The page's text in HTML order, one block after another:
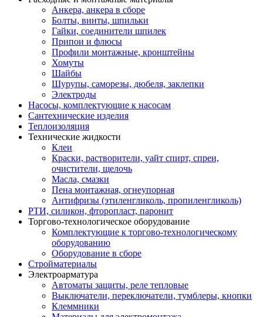
Анкера, анкера в сборе
Болты, винты, шпильки
Гайки, соединители шпилек
Припои и флюсы
Профили монтажные, кронштейны
Хомуты
Шайбы
Шурупы, саморезы, дюбеля, заклепки
Электроды
Насосы, комплектующие к насосам
Сантехнические изделия
Теплоизоляция
Технические жидкости
Клеи
Краски, растворители, уайт спирт, спреи,
очистители, щелочь
Масла, смазки
Пена монтажная, огнеупорная
Антифризы (этиленгликоль, пропиленгликоль)
РТИ, силикон, фторопласт, паронит
Торгово-технологическое оборудование
Комплектующие к торгово-технологическому
оборудованию
Оборудование в сборе
Стройматериалы
Электроарматура
Автоматы защиты, реле тепловые
Выключатели, переключатели, тумблеры, кнопки
Клеммники